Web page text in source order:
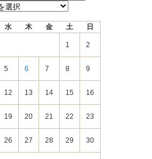
水 木 金 土 日
1 2
5 6 7 8 9
12 13 14 15 16
19 20 21 22 23
26 27 28 29 30